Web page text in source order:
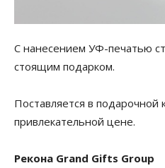
С нанесением УФ-печатью
стоящим подарком.
Поставляется в подарочной
привлекательной цене.
Рекона Grand Gifts Group